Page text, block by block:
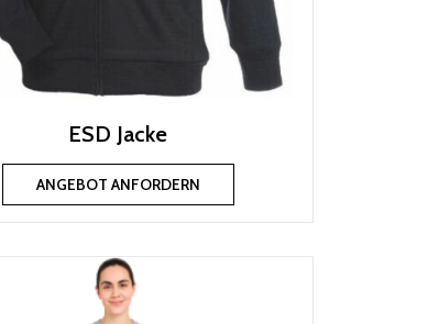
ESD Jacke
ANGEBOT ANFORDERN